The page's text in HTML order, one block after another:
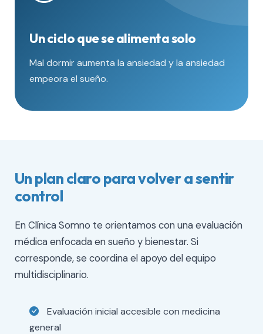
Un ciclo que se alimenta solo
Mal dormir aumenta la ansiedad y la ansiedad
empeora el sueño.
Un plan claro para volver a sentir
control
En Clínica Somno te orientamos con una evaluación
médica enfocada en sueño y bienestar. Si
corresponde, se coordina el apoyo del equipo
multidisciplinario.
Evaluación inicial accesible con medicina
general